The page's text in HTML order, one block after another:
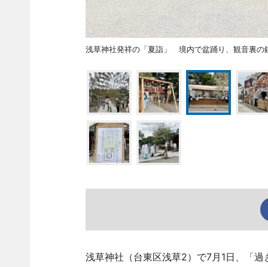
浅草神社発祥の「夏詣」 境内で盆踊り、観音裏の
浅草神社（台東区浅草2）で7月1日、「